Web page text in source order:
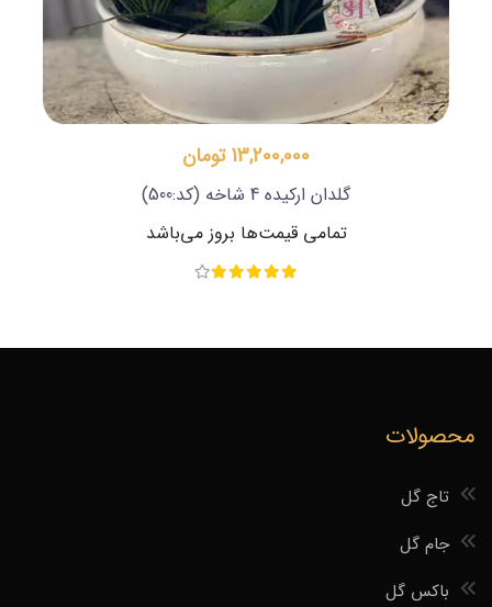
13,200,000 تومان
گلدان ارکیده 4 شاخه
(کد:500)
تمامی قیمت‌ها بروز می‌باشد
محصولات
تاج گل
جام گل
باکس گل